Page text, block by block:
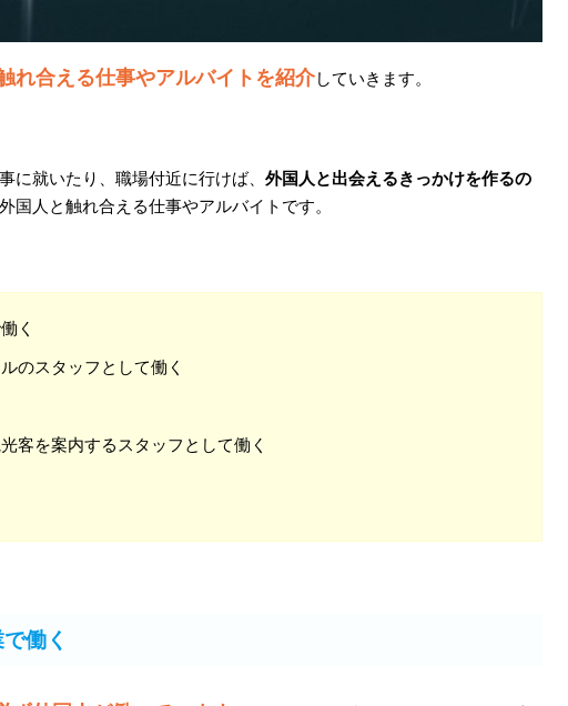
れ合える仕事やアルバイトを紹介していきます。
に就いたり、職場付近に行けば、 外国人と出会えるきっかけを作るの
国人と触れ合える仕事やアルバイトです。
く
のスタッフとして働く
客を案内するスタッフとして働く
働く